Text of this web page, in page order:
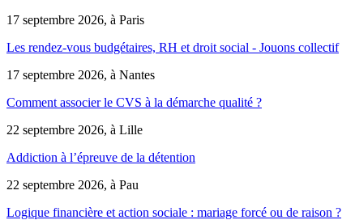
17 septembre 2026, à Paris
Les rendez-vous budgétaires, RH et droit social - Jouons collectif
17 septembre 2026, à Nantes
Comment associer le CVS à la démarche qualité ?
22 septembre 2026, à Lille
Addiction à l’épreuve de la détention
22 septembre 2026, à Pau
Logique financière et action sociale : mariage forcé ou de raison ?